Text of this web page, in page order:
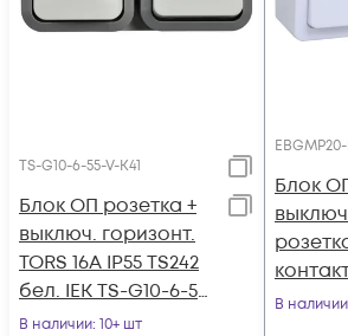
TS-G10-6-55-V-K41
Блок ОП розетка +
выключ. горизонт.
TORS 16А IP55 TS242
бел. IEK TS-G10-6-55-
V-K41
В наличии: 10+ шт
Блок
В наличии